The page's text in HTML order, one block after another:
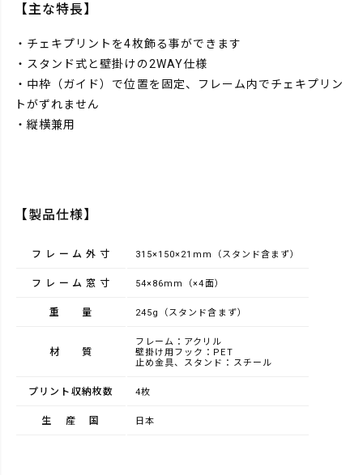
【主な特長】
・チェキプリントを4枚飾る事ができます
・スタンド式と壁掛けの2WAY仕様
・中枠（ガイド）で位置を固定、フレーム内でチェキプリン
トがずれません
・縦横兼用
【製品仕様】
フレーム外寸 315×150×21mm（スタンド含まず）
フレーム窓寸 54×86mm（×4面）
重量 245g（スタンド含まず）
材質
フレーム：アクリル
壁掛け用フック：PET
止め金具、スタンド：スチール
プリント収納枚数 4枚
生産国 日本